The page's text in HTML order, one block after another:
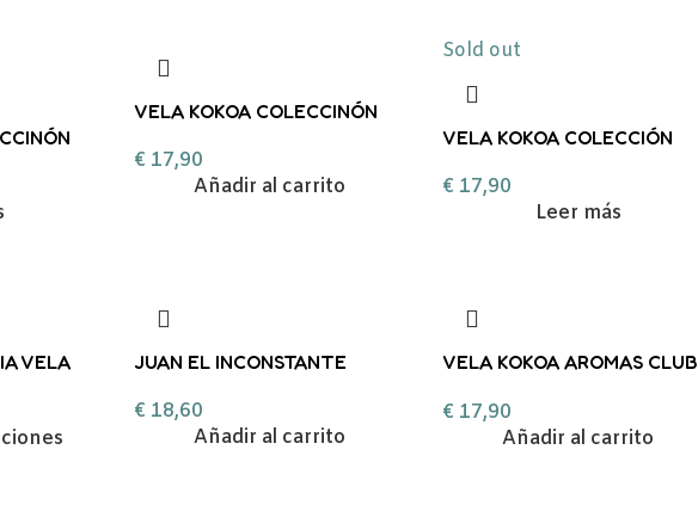
VELA KOKOA COLECCINÓN
€ 17,90
Añadir al carrito
Sold out
VELA KOKOA COLECCIÓN
€ 17,90
Leer más
VELA
JUAN EL INCONSTANTE
€ 18,60
Añadir al carrito
VELA KOKOA AROMAS CLUB
€ 17,90
Añadir al carrito